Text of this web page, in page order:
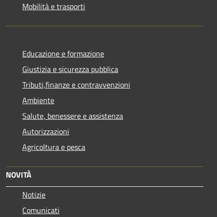
Mobilità e trasporti
Educazione e formazione
Giustizia e sicurezza pubblica
Tributi,finanze e contravvenzioni
Ambiente
Salute, benessere e assistenza
Autorizzazioni
Agricoltura e pesca
NOVITÀ
Notizie
Comunicati